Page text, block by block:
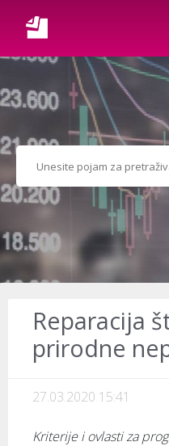
Reparacija
prirodne
27.03.2020 15:41
Kriterije i ovlasti za